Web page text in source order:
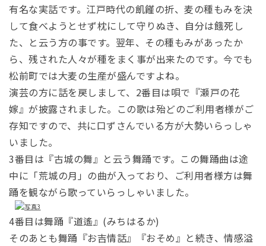
有名な実話です。江戸時代の飢饉の折、麦の種もみを決
して食べようとせず枕にして守りぬき、自分は餓死し
た、と云う方の事です。翌年、その種もみがあったか
ら、残された人々が種をまく事が出来たのです。今でも
松前町では大麦の生産が盛んですよね。
演芸の方に話を戻しまして、2番目は唄で『瀬戸の花
嫁』が披露されました。この歌は殆どのご利用者様がご
存知ですので、共に口ずさんでいる方が大勢いらっしゃ
いました。
3番目は『古城の舞』と云う舞踊です。この舞踊曲は途
中に「荒城の月」の曲が入っており、ご利用者様方は舞
踊を観ながら歌っていらっしゃいました。
4番目は舞踊『道遙』(みちはるか)
そのあとも舞踊『お吉情話』『おそめ』と続き、情感溢